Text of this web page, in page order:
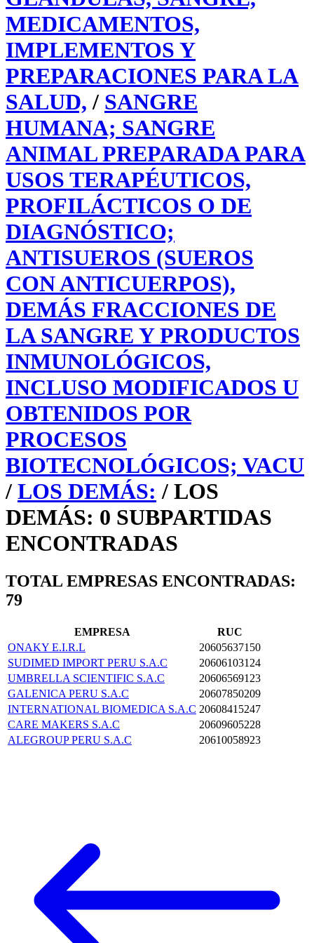
MEDICAMENTOS,
IMPLEMENTOS Y
PREPARACIONES PARA LA
SALUD, / SANGRE
HUMANA; SANGRE
ANIMAL PREPARADA PARA
USOS TERAPÉUTICOS,
PROFILÁCTICOS O DE
DIAGNÓSTICO;
ANTISUEROS (SUEROS
CON ANTICUERPOS),
DEMÁS FRACCIONES DE
LA SANGRE Y PRODUCTOS
INMUNOLÓGICOS,
INCLUSO MODIFICADOS U
OBTENIDOS POR
PROCESOS
BIOTECNOLÓGICOS; VACU
/ LOS DEMÁS: / LOS
DEMÁS: 0 SUBPARTIDAS
ENCONTRADAS
TOTAL EMPRESAS ENCONTRADAS:
79
EMPRESA
RUC
ONAKY E.I.R.L
20605637150
SUDIMED IMPORT PERU S.A.C
20606103124
UMBRELLA SCIENTIFIC S.A.C
20606569123
GALENICA PERU S.A.C
20607850209
INTERNATIONAL BIOMEDICA S.A.C 20608415247
CARE MAKERS S.A.C
20609605228
ALEGROUP PERU S.A.C
20610058923